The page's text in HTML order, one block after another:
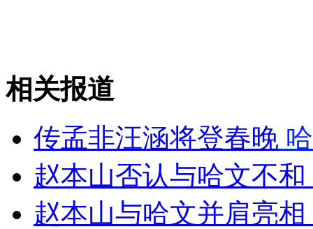
女孩北京地铁殴打老人 痛下狠手拳打脚踢
相关报道
传孟非汪涵将登春晚
赵本山否认与哈文不
赵本山与哈文并肩亮